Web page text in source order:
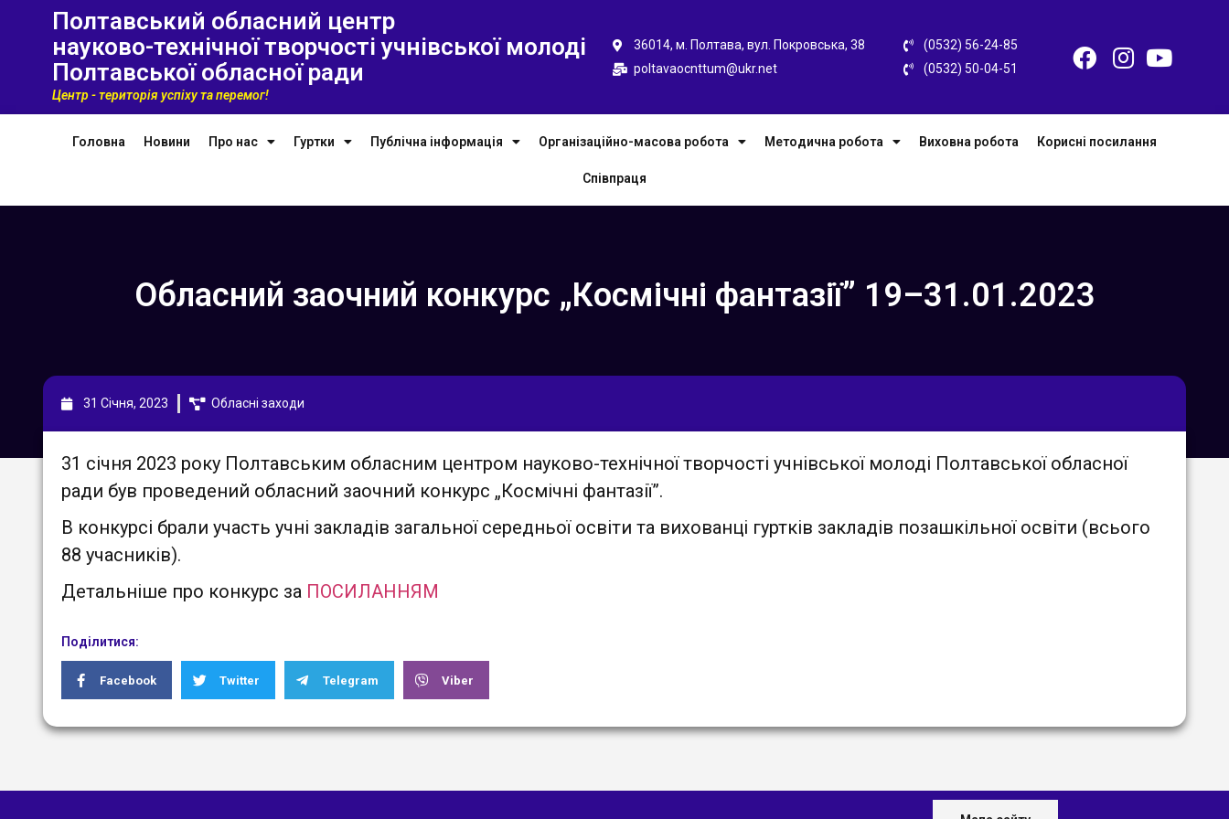
Полтавський обласний центр
науково-технічної творчості учнівської молоді
Полтавської обласної ради
Центр - територія успіху та перемог!
36014, м. Полтава, вул. Покровська, 38
poltavaocnttum@ukr.net
(0532) 56-24-85
(0532) 50-04-51
Головна Новини Про нас Гуртки Публічна інформація Організаційно-масова робота Методична робота Виховна робота Корисні посилання
Співпраця
Обласний заочний конкурс „Космічні фантазії” 19–31.01.2023
31 Січня, 2023 Обласні заходи
31 січня 2023 року Полтавським обласним центром науково-технічної творчості учнівської молоді Полтавської обласної
ради був проведений обласний заочний конкурс „Космічні фантазії”.
В конкурсі брали участь учні закладів загальної середньої освіти та вихованці гуртків закладів позашкільної освіти (всього
88 учасників).
Детальніше про конкурс за ПОСИЛАННЯМ
Поділитися:
Facebook Twitter Telegram Viber